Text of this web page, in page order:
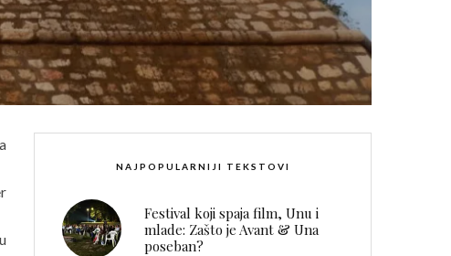
NAJPOPULARNIJI TEKSTOVI
Festival koji spaja film, Unu i
mlade: Zašto je Avant & Una
poseban?